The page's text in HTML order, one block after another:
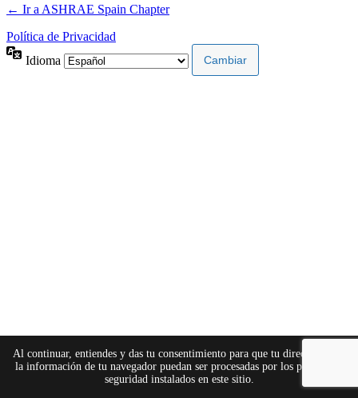
← Ir a ASHRAE Spain Chapter
Política de Privacidad
Idioma
Al continuar, entiendes y das tu consentimiento para que tu dirección IP y
la información de tu navegador puedan ser procesadas por los plugins de
seguridad instalados en este sitio.